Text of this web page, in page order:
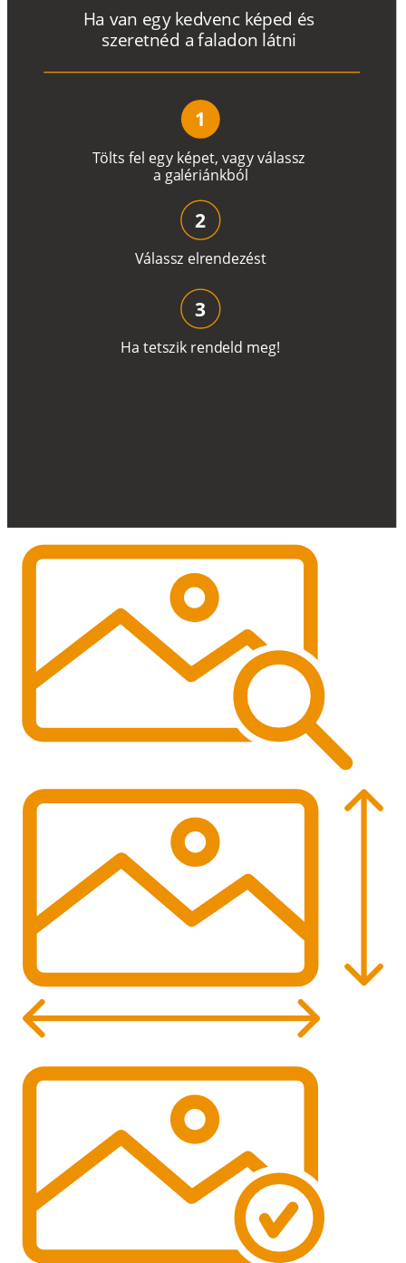
Tölts fel egy képet, vagyválassz
a galériánkból
Ha van egy kedvenc képed és
szeretnéd a faladon látni
1
Válassz elrendezést
2
Ha tetszik rendeld meg!
3